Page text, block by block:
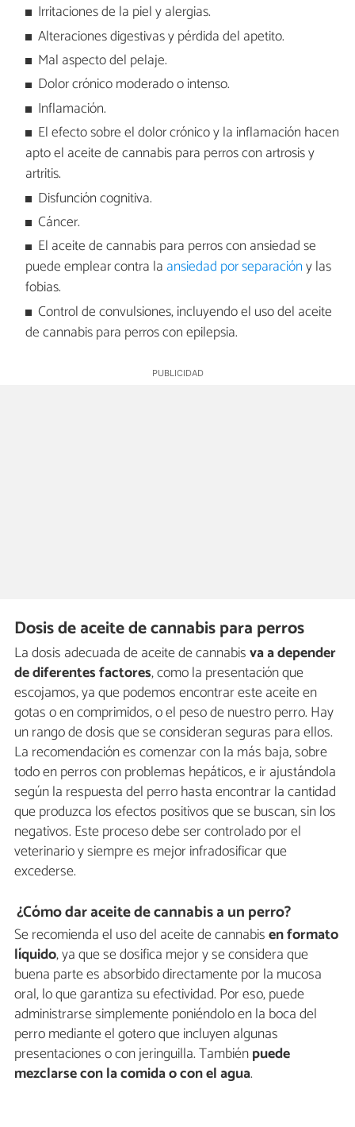
Irritaciones de la piel y alergias.
Alteraciones digestivas y pérdida del apetito.
Mal aspecto del pelaje.
Dolor crónico moderado o intenso.
Inflamación.
El efecto sobre el dolor crónico y la inflamación hacen
apto el aceite de cannabis para perros con artrosis y
artritis.
Disfunción cognitiva.
Cáncer.
El aceite de cannabis para perros con ansiedad se
puede emplear contra la ansiedad por separacióny las
fobias.
Control de convulsiones, incluyendo el uso del aceite
de cannabis para perros con epilepsia.
Dosis de aceite de cannabis para perros
La dosis adecuada de aceite de cannabisva a depender
de diferentes factores, como la presentación que
escojamos, ya que podemos encontrar este aceite en
gotas o en comprimidos, o el peso de nuestro perro. Hay
un rango de dosis que se consideran seguras para ellos.
La recomendación es comenzar con la más baja, sobre
todo en perros con problemas hepáticos, e ir ajustándola
según la respuesta del perro hasta encontrar la cantidad
que produzca los efectos positivos que se buscan, sin los
negativos. Este proceso debe ser controlado por el
veterinario y siempre es mejor infradosificar que
excederse.
¿Cómo dar aceite de cannabis a un perro?
Se recomienda el uso del aceite de cannabisen formato
líquido, ya que se dosifica mejor y se considera que
buena parte es absorbido directamente por la mucosa
oral, lo que garantiza su efectividad. Por eso, puede
administrarse simplemente poniéndolo en la boca del
perro mediante el gotero que incluyen algunas
presentaciones o con jeringuilla. Tambiénpuede
mezclarse con la comida o con el agua.